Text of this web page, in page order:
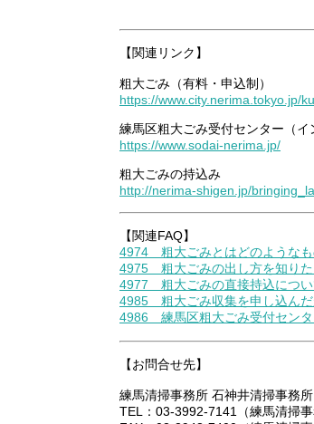
【関連リンク】
粗大ごみ（有料・申込制）
https://www.city.nerima.tokyo.jp/
練馬区粗大ごみ受付センター（イ
https://www.sodai-nerima.jp/
粗大ごみの持込み
http://nerima-shigen.jp/
【関連FAQ】
4974 粗大ごみとはどのようなも
4975 粗大ごみの出し方を知りた
4977 粗大ごみの直接持込につい
4985 粗大ごみ収集を申し込んだ
4986 練馬区粗大ごみ受付センタ
【お問合せ先】
練馬清掃事務所 石神井清掃事務所
TEL：03-3992-7141（練馬清掃